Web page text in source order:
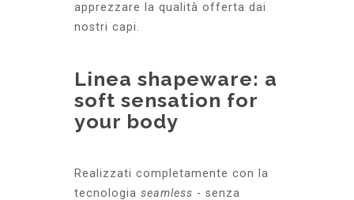
apprezzare la qualità offerta dai
nostri capi.
Linea shapeware: a
soft sensation for
your body
Realizzati completamente con la
tecnologia seamless - senza